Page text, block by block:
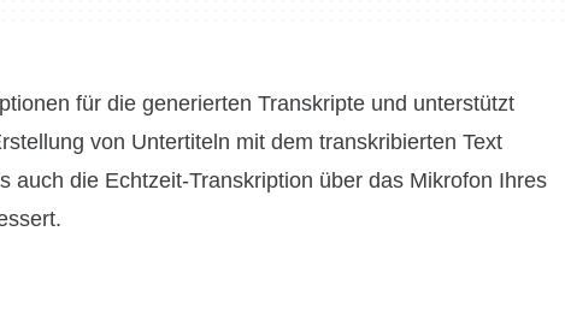
für die generierten Transkripte und unterstützt
von Untertiteln mit dem transkribierten Text
die Echtzeit-Transkription über das Mikrofon Ihres